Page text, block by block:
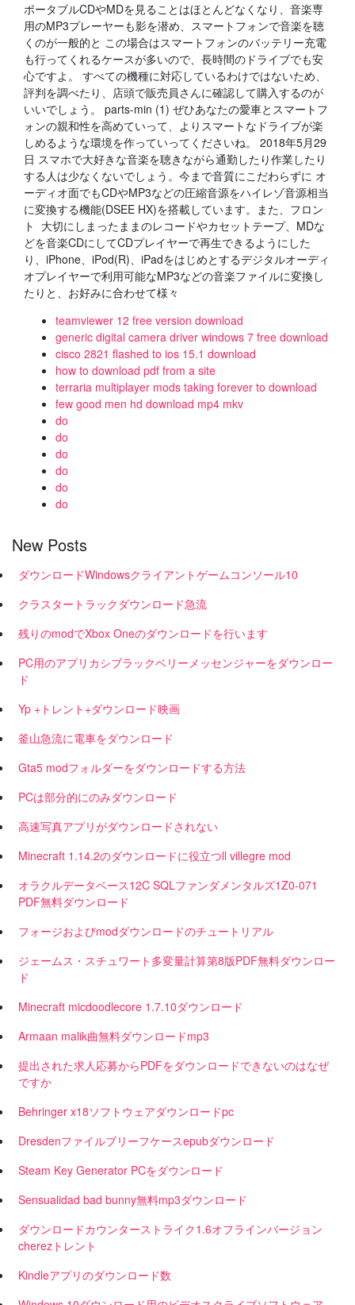
ポータブルCDやMDを見ることはほとんどなくなり、音楽専
用のMP3プレーヤーも影を潜め、スマートフォンで音楽を聴
くのが一般的と この場合はスマートフォンのバッテリー充電
も行ってくれるケースが多いので、長時間のドライブでも安
心ですよ。 すべての機種に対応しているわけではないため、
評判を調べたり、店頭で販売員さんに確認して購入するのが
いいでしょう。 parts-min (1) ぜひあなたの愛車とスマートフ
ォンの親和性を高めていって、よりスマートなドライブが楽
しめるような環境を作っていってくださいね。 2018年5月29
日 スマホで大好きな音楽を聴きながら通勤したり作業したり
する人は少なくないでしょう。今まで音質にこだわらずに オ
ーディオ面でもCDやMP3などの圧縮音源をハイレゾ音源相当
に変換する機能(DSEE HX)を搭載しています。また、フロン
ト 大切にしまったままのレコードやカセットテープ、MDな
どを音楽CDにしてCDプレイヤーで再生できるようにした
り、iPhone、iPod(R)、iPadをはじめとするデジタルオーディ
オプレイヤーで利用可能なMP3などの音楽ファイルに変換し
たりと、お好みに合わせて様々
teamviewer 12 free version download
generic digital camera driver windows 7 free download
cisco 2821 flashed to ios 15.1 download
how to download pdf from a site
terraria multiplayer mods taking forever to download
few good men hd download mp4 mkv
do
do
do
do
do
do
New Posts
ダウンロードWindowsクライアントゲームコンソール10
クラスタートラックダウンロード急流
残りのmodでXbox Oneのダウンロードを行います
PC用のアプリカシブラックベリーメッセンジャーをダウンロー
ド
Yp +トレント+ダウンロード映画
釜山急流に電車をダウンロード
Gta5 modフォルダーをダウンロードする方法
PCは部分的にのみダウンロード
高速写真アプリがダウンロードされない
Minecraft 1.14.2のダウンロードに役立つll villegre mod
オラクルデータベース12C SQLファンダメンタルズ1Z0-071
PDF無料ダウンロード
フォージおよびmodダウンロードのチュートリアル
ジェームス・スチュワート多変量計算第8版PDF無料ダウンロー
ド
Minecraft micdoodlecore 1.7.10ダウンロード
Armaan malik曲無料ダウンロードmp3
提出された求人応募からPDFをダウンロードできないのはなぜ
ですか
Behringer x18ソフトウェアダウンロードpc
Dresdenファイルブリーフケースepubダウンロード
Steam Key Generator PCをダウンロード
Sensualidad bad bunny無料mp3ダウンロード
ダウンロードカウンターストライク1.6オフラインバージョン
cherezトレント
Kindleアプリのダウンロード数